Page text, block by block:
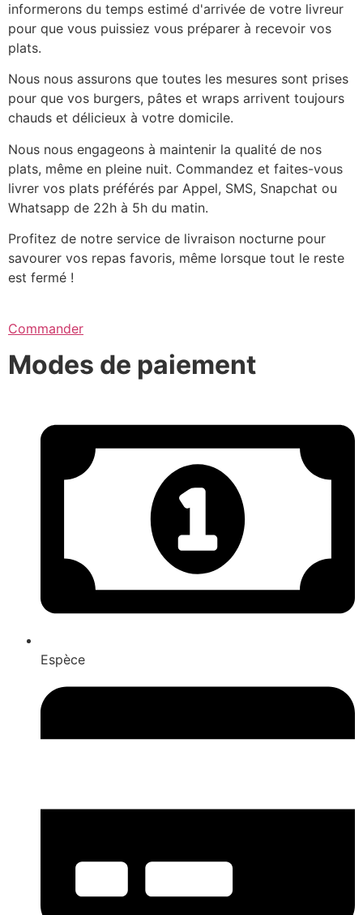
informerons du temps estimé d'arrivée de votre livreur
pour que vous puissiez vous préparer à recevoir vos
plats.
Nous nous assurons que toutes les mesures sont prises
pour que vos burgers, pâtes et wraps arrivent toujours
chauds et délicieux à votre domicile.
Nous nous engageons à maintenir la qualité de nos
plats, même en pleine nuit. Commandez et faites-vous
livrer vos plats préférés par Appel, SMS, Snapchat ou
Whatsapp de 22h à 5h du matin.
Profitez de notre service de livraison nocturne pour
savourer vos repas favoris, même lorsque tout le reste
est fermé !
Commander
Modes de paiement
Espèce